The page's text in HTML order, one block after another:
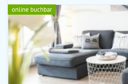
online buchbar